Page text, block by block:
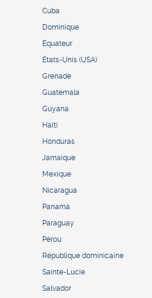
Cuba
Dominique
Équateur
États-Unis (USA)
Grenade
Guatemala
Guyana
Haïti
Honduras
Jamaïque
Mexique
Nicaragua
Panamá
Paraguay
Pérou
République dominicaine
Sainte-Lucie
Salvador